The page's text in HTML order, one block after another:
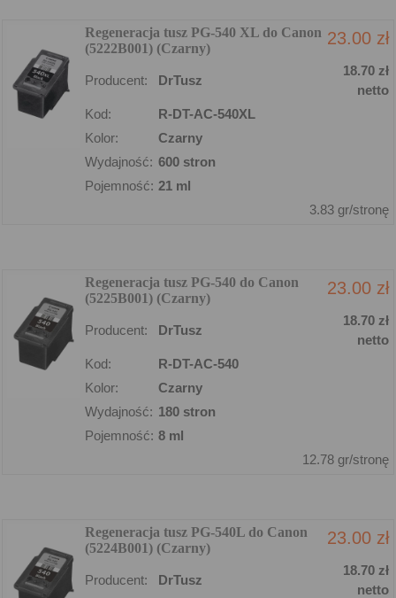
Regeneracja tusz PG-540 XL do Canon
(5222B001) (Czarny)
23.00 zł
Producent: DrTusz
18.70 zł
netto
Kod:
R-DT-AC-540XL
Kolor:
Czarny
Wydajność: 600 stron
Pojemność: 21 ml
3.83 gr/stronę
Regeneracja tusz PG-540 do Canon
(5225B001) (Czarny)
23.00 zł
Producent: DrTusz
18.70 zł
netto
Kod:
R-DT-AC-540
Kolor:
Czarny
Wydajność: 180 stron
Pojemność: 8 ml
12.78 gr/stronę
Regeneracja tusz PG-540L do Canon
(5224B001) (Czarny)
23.00 zł
Producent: DrTusz
18.70 zł
netto